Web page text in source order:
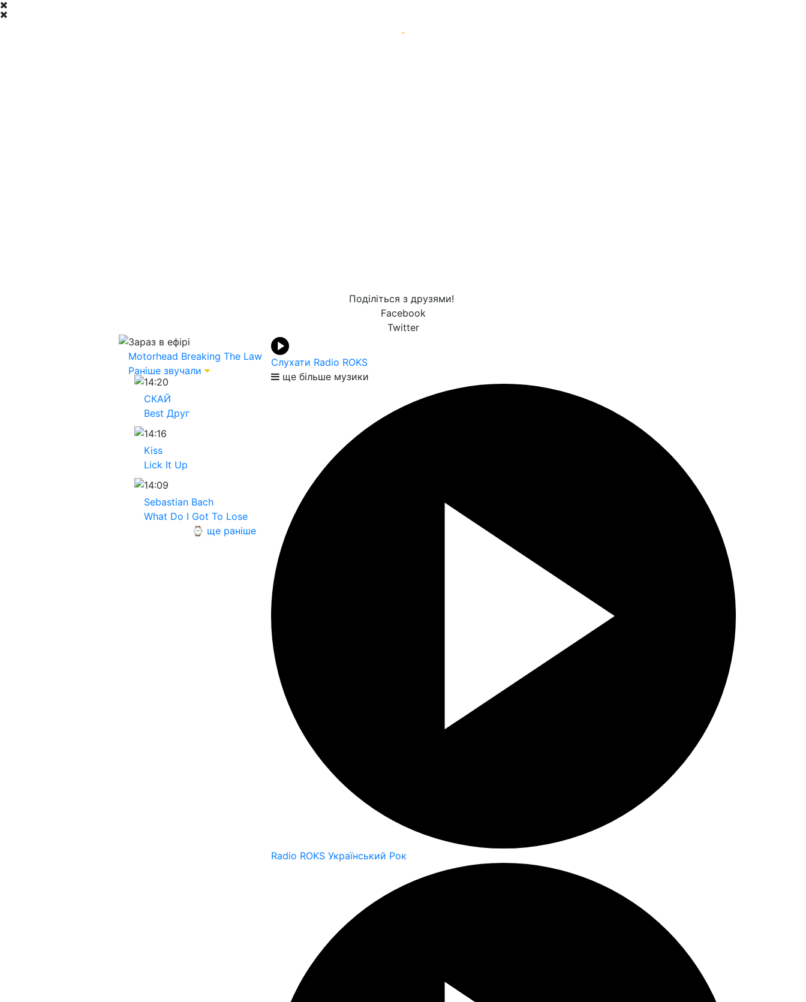
-
Поділіться з друзями!
Facebook
Twitter
Зараз в ефірі
Motorhead Breaking The Law
Раніше звучали
14:20
СКАЙ
Best Друг
14:16
Kiss
Lick It Up
14:09
Sebastian Bach
What Do I Got To Lose
⌚ ще раніше
Слухати Radio ROKS
ще більше музики
Radio ROKS Український Рок